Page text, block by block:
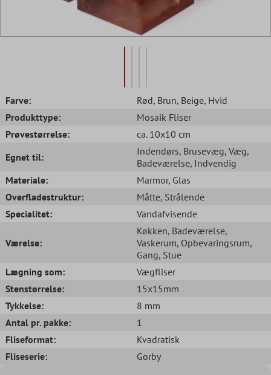
Farve: Rød, Brun, Beige, Hvid
Produkttype:
Mosaik Fliser
Prøvestørrelse:
ca. 10x10 cm
Egnet til:
Indendørs, Brusevæg, Væg,
Badeværelse, Indvendig
Materiale:
Marmor, Glas
Overfladestruktur:
Måtte, Strålende
Specialitet:
Vandafvisende
Værelse:
Køkken, Badeværelse,
Vaskerum, Opbevaringsrum,
Gang, Stue
Lægning som:
Vægfliser
Stenstørrelse:
15x15mm
Tykkelse:
8 mm
Antal pr. pakke:
1
Fliseformat:
Kvadratisk
Fliseserie:
Gorby